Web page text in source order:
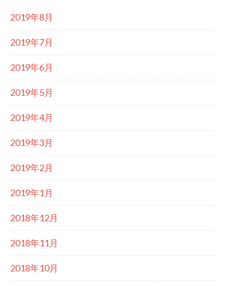
2019年8月
2019年7月
2019年6月
2019年5月
2019年4月
2019年3月
2019年2月
2019年1月
2018年12月
2018年11月
2018年10月